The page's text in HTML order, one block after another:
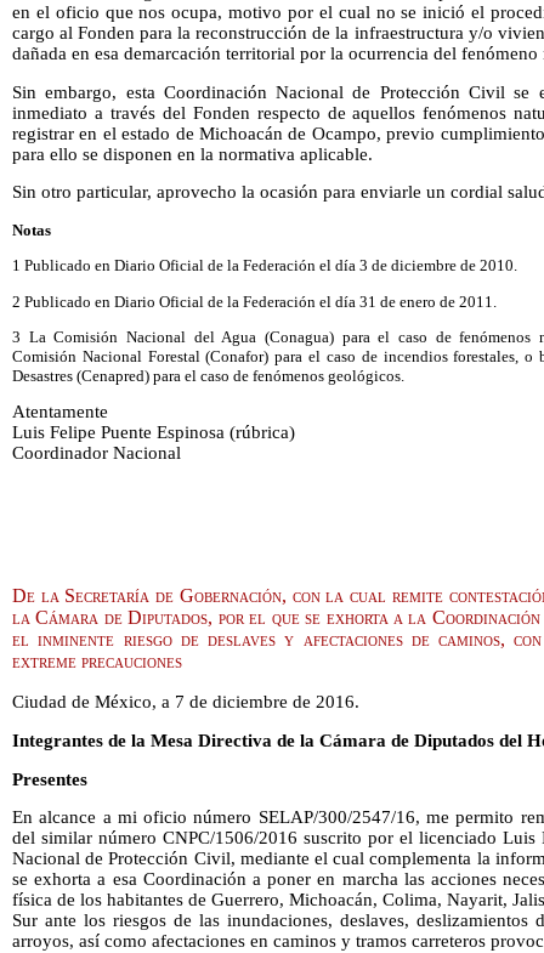
en el oficio que nos ocupa, motivo por el cual no se inició el
cargo al Fonden para la reconstrucción de la infraestructura y/o
dañada en esa demarcación territorial por la ocurrencia del
Sin embargo, esta Coordinación Nacional de Protección Civil se
inmediato a través del Fonden respecto de aquellos fenómenos
registrar en el estado de Michoacán de Ocampo, previo
para ello se disponen en la normativa aplicable.
Sin otro particular, aprovecho la ocasión para enviarle un cordial
Notas
1 Publicado en Diario Oficial de la Federación el día 3 de diciembre de 2010.
2 Publicado en Diario Oficial de la Federación el día 31 de enero de 2011.
3 La Comisión Nacional del Agua (Conagua) para el caso de fenómenos
Comisión Nacional Forestal (Conafor) para el caso de incendios forestales,
Desastres (Cenapred) para el caso de fenómenos geológicos.
Atentamente
Luis Felipe Puente Espinosa (rúbrica)
Coordinador Nacional
De la Secretaría de Gobernación, con la cual remite
la Cámara de Diputados, por el que se exhorta a la
el inminente riesgo de deslaves y afectaciones de caminos,
extreme precauciones
Ciudad de México, a 7 de diciembre de 2016.
Integrantes de la Mesa Directiva de la Cámara de Diputados del
Presentes
En alcance a mi oficio número SELAP/300/2547/16, me permito
del similar número CNPC/1506/2016 suscrito por el licenciado Luis
Nacional de Protección Civil, mediante el cual complementa la
se exhorta a esa Coordinación a poner en marcha las acciones
física de los habitantes de Guerrero, Michoacán, Colima, Nayarit,
Sur ante los riesgos de las inundaciones, deslaves, deslizamientos
arroyos, así como afectaciones en caminos y tramos carreteros